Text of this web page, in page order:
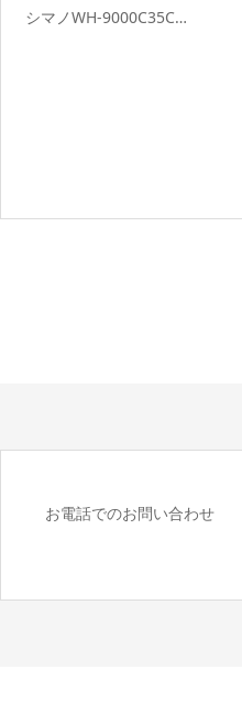
シマノWH-9000C35C…
お電話でのお問い合わせ